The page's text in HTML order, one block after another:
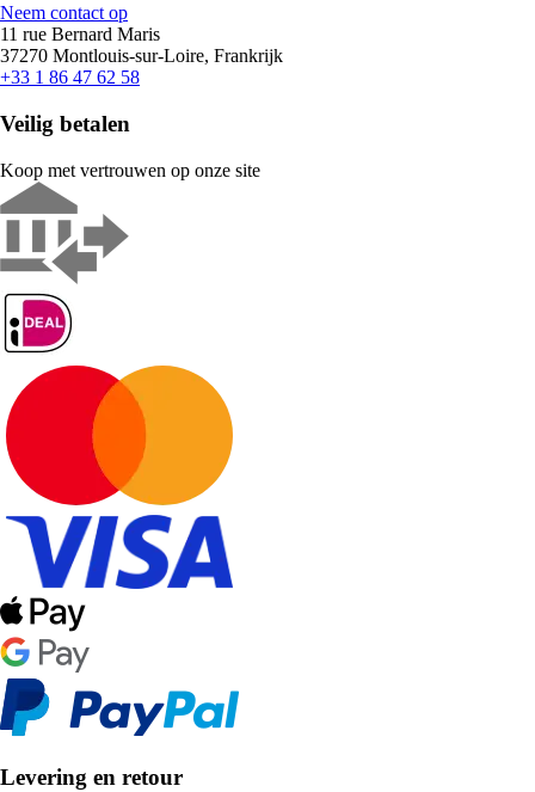
Neem contact op
11 rue Bernard Maris
37270 Montlouis-sur-Loire, Frankrijk
+33 1 86 47 62 58
Veilig betalen
Koop met vertrouwen op onze site
Levering en retour